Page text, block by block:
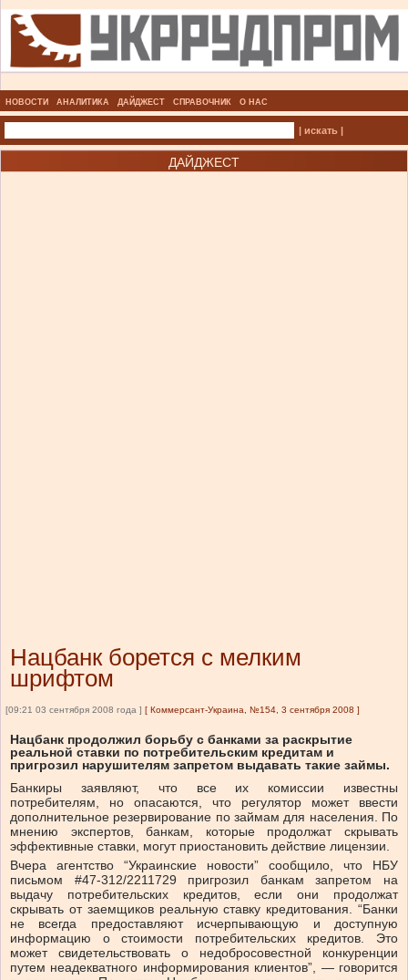
НОВОСТИ АНАЛИТИКА ДАЙДЖЕСТ СПРАВОЧНИК О НАС
| искать |
ДАЙДЖЕСТ
Нацбанк борется с мелким
шрифтом
[09:21 03 сентября 2008 года ] [ Коммерсант-Украина, №154, 3 сентября 2008 ]
Нацбанк продолжил борьбу с банками за раскрытие
реальной ставки по потребительским кредитам и
пригрозил нарушителям запретом выдавать такие займы.
Банкиры заявляют, что все их комиссии известны
потребителям, но опасаются, что регулятор может ввести
дополнительное резервирование по займам для населения. По
мнению экспертов, банкам, которые продолжат скрывать
эффективные ставки, могут приостановить действие лицензии.
Вчера агентство “Украинские новости” сообщило, что НБУ
письмом #47-312/2211729 пригрозил банкам запретом на
выдачу потребительских кредитов, если они продолжат
скрывать от заемщиков реальную ставку кредитования. “Банки
не всегда предоставляют исчерпывающую и доступную
информацию о стоимости потребительских кредитов. Это
может свидетельствовать о недобросовестной конкуренции
путем неадекватного информирования клиентов”, — говорится